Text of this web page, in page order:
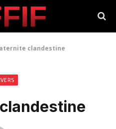
clandestine